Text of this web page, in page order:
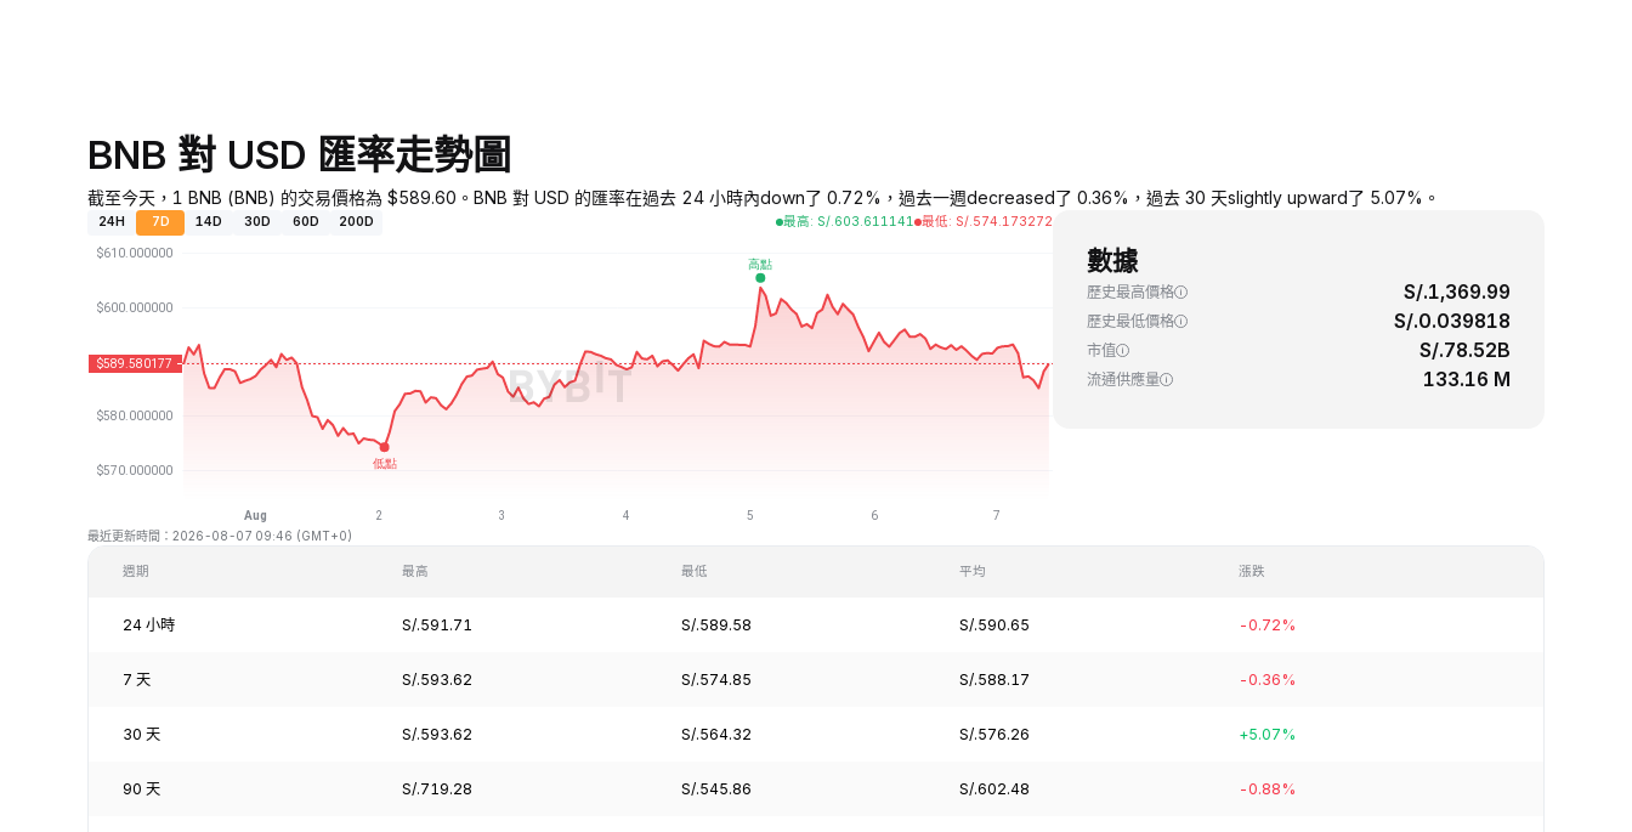
BNB 對 USD 匯率走勢圖
截至今天，1 BNB (BNB) 的交易價格為 $589.60。BNB 對 USD 的匯率在過去 24 小時內down了 0.72%，過去一週decreased了 0.36%，過去 30 天slightly upward了 5.07%。
24H 7D 14D 30D 60D 200D 最高: S/.603.611141 最低: S/.574.173272
最近更新時間：2026-08-07 09:46 (GMT+0)
數據
歷史最高價格 S/.1,369.99
歷史最低價格 S/.0.039818
市值 S/.78.52B
流通供應量 133.16 M
週期 最高 最低 平均 漲跌
24 小時 S/.591.71 S/.589.58 S/.590.65 -0.72%
7 天 S/.593.62 S/.574.85 S/.588.17 -0.36%
30 天 S/.593.62 S/.564.32 S/.576.26 +5.07%
90 天 S/.719.28 S/.545.86 S/.602.48 -0.88%